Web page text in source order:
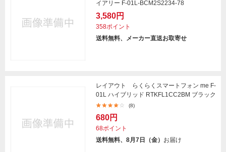
イアリー F-01L-BCM2S2234-78
3,580円
358ポイント
送料無料、メーカー直送お取寄せ
レイアウト らくらくスマートフォン me F-
01L ハイブリッド RTKFL1CC2BM ブラック
(8)
680円
68ポイント
送料無料、8月7日（金） お届け